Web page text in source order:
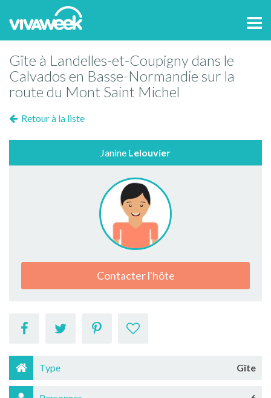
Gîte à Landelles-et-Coupigny dans le
Calvados en Basse-Normandie sur la
route du Mont Saint Michel
Retour à la liste
Janine Lelouvier
Contacter l'hôte
Type Gîte